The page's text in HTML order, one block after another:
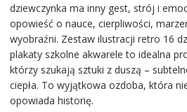
dziewczynka ma inny gest, strój i
opowieść o nauce, cierpliwości,
wyobraźni. Zestaw ilustracji retro 16
plakaty szkolne akwarele to idealna
którzy szukają sztuki z duszą –
ciepła. To wyjątkowa ozdoba, która
opowiada historię.